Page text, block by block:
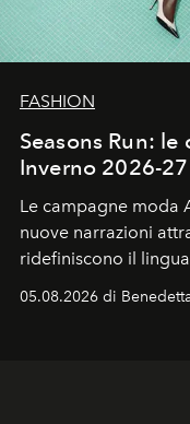
FASHION
Seasons Run:
Inverno 2026-27
Le campagne moda
nuove narrazioni
ridefiniscono il
contemporanea e
05.08.2026 di